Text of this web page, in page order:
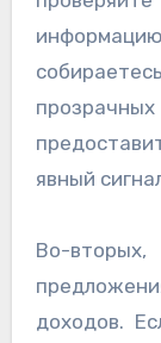
явный
Во-
доходов.